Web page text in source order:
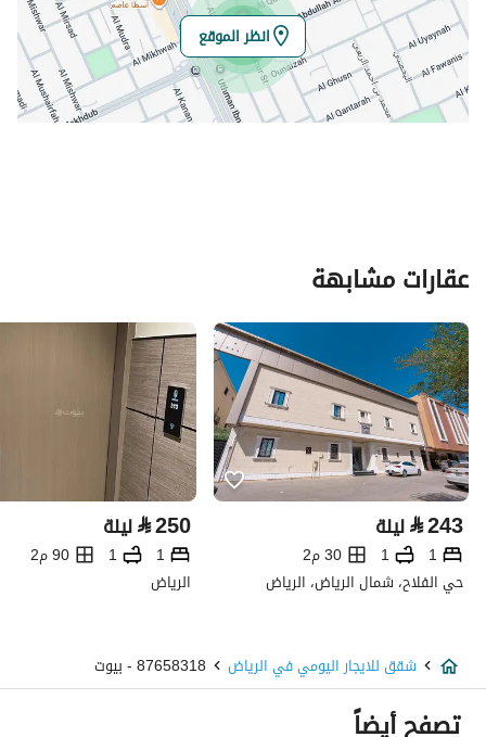
انظر الموقع
عقارات مشابهة
⃁243 ليلة
1
1
30 م2
حي الفلاح، شمال الرياض، الرياض
⃁250 ليلة
1
1
90 م2
الرياض
شقق للايجار اليومي في الرياض 87658318 - بيوت
تصفح أيضاً